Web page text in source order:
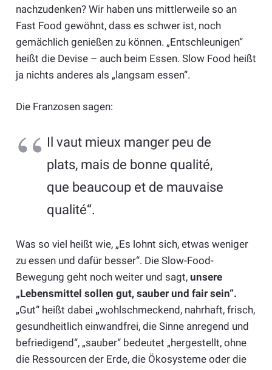
nachzudenken? Wir haben uns mittlerweile so an
Fast Food gewöhnt, dass es schwer ist, noch
gemächlich genießen zu können. „Entschleunigen“
heißt die Devise – auch beim Essen. Slow Food heißt
ja nichts anderes als „langsam essen“.
Die Franzosen sagen:
Il vaut mieux manger peu de
plats, mais de bonne qualité,
que beaucoup et de mauvaise
qualité“.
Was so viel heißt wie, „Es lohnt sich, etwas weniger
zu essen und dafür besser“. Die Slow-Food-
Bewegung geht noch weiter und sagt, unsere
„Lebensmittel sollen gut, sauber und fair sein“.
„Gut“ heißt dabei „wohlschmeckend, nahrhaft, frisch,
gesundheitlich einwandfrei, die Sinne anregend und
befriedigend“, „sauber“ bedeutet „hergestellt, ohne
die Ressourcen der Erde, die Ökosysteme oder die